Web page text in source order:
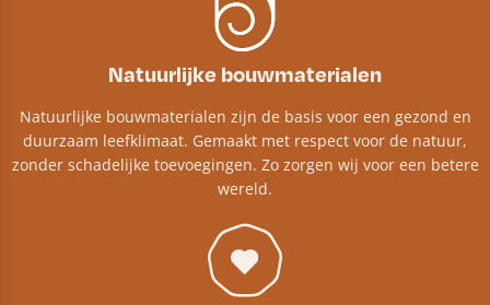
Natuurlijke bouwmaterialen
Natuurlijke bouwmaterialen zijn de basis voor een gezond en
duurzaam leefklimaat. Gemaakt met respect voor de natuur,
zonder schadelijke toevoegingen. Zo zorgen wij voor een betere
wereld.